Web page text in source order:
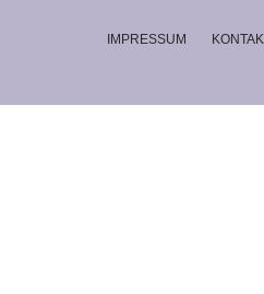
IMPRESSUM